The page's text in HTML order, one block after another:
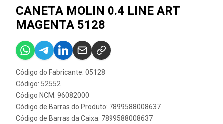
CANETA MOLIN 0.4 LINE ART
MAGENTA 5128
Código do Fabricante: 05128
Código: 52552
Código NCM: 96082000
Código de Barras do Produto: 7899588008637
Código de Barras da Caixa: 7899588008637